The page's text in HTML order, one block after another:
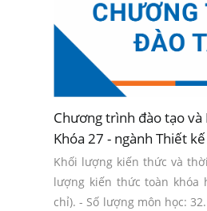
Chương trình đào tạo và
Khóa 27 - ngành Thiết
Khối lượng kiến thức và
lượng kiến thức toàn khóa
chỉ). - Số lượng môn học: